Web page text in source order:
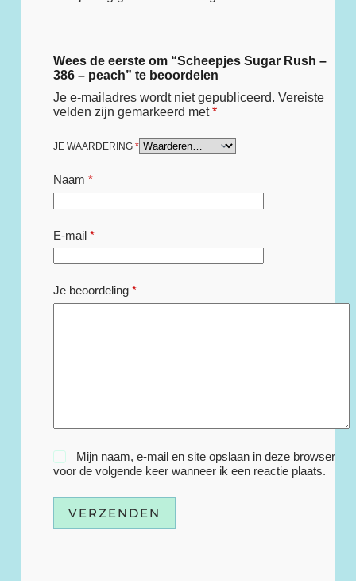
Wees de eerste om “Scheepjes Sugar Rush –
386 – peach” te beoordelen
Je e-mailadres wordt niet gepubliceerd. Vereiste
velden zijn gemarkeerd met*
JE WAARDERING *
Naam *
E-mail*
Je beoordeling *
Mijn naam, e-mail en site opslaan in deze browser
voor de volgende keer wanneer ik een reactie plaats.
VERZENDEN